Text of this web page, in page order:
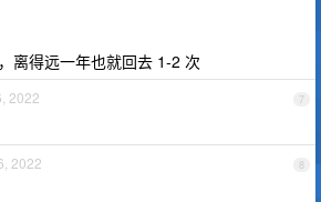
离得远一年也就回去 1-2 次
7
2022
8
2022